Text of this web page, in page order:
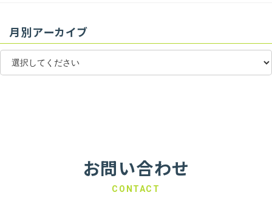
月別アーカイブ
お問い合わせ
CONTACT